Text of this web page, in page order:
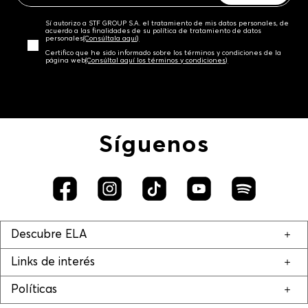
Sí autorizo a STF GROUP S.A. el tratamiento de mis datos personales, de
acuerdo a las finalidades de su política de tratamiento de datos
personales‎(Consúltala aquí)
Certifico que he sido informado sobre los términos y condiciones de la
página web‎(Consúltal aquí los términos y condiciones)
Síguenos
Descubre ELA
Links de interés
Políticas